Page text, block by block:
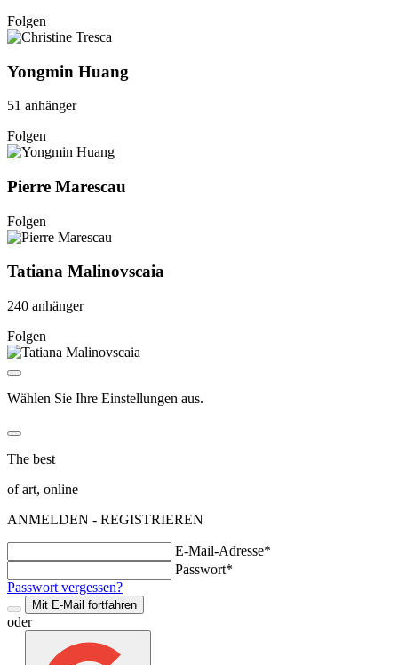
Folgen
Yongmin Huang
51 anhänger
Folgen
Pierre Marescau
Folgen
Tatiana Malinovscaia
240 anhänger
Folgen
Wählen Sie Ihre Einstellungen aus.
The best
of art, online
ANMELDEN - REGISTRIEREN
E-Mail-Adresse*
Passwort*
Passwort vergessen?
Mit E-Mail fortfahren
oder